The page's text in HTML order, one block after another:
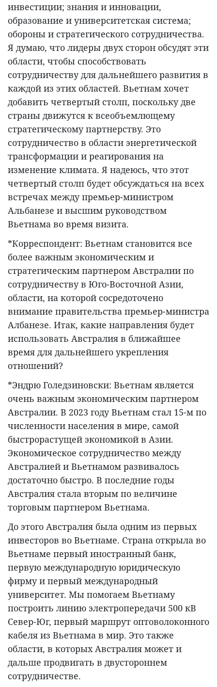
инвестиции; знания и инновации,
образование и университетская система;
обороны и стратегического сотрудничества.
Я думаю, что лидеры двух сторон обсудят эти
области, чтобы способствовать
сотрудничеству для дальнейшего развития в
каждой из этих областей. Вьетнам хочет
добавить четвертый столп, поскольку две
страны движутся к всеобъемлющему
стратегическому партнерству. Это
сотрудничество в области энергетической
трансформации и реагирования на
изменение климата. Я надеюсь, что этот
четвертый столп будет обсуждаться на всех
встречах между премьер-министром
Альбанезе и высшим руководством
Вьетнама во время визита.
*Корреспондент: Вьетнам становится все
более важным экономическим и
стратегическим партнером Австралии по
сотрудничеству в Юго-Восточной Азии,
области, на которой сосредоточено
внимание правительства премьер-министра
Албанезе. Итак, какие направления будет
использовать Австралия в ближайшее
время для дальнейшего укрепления
отношений?
*Эндрю Голедзиновски: Вьетнам является
очень важным экономическим партнером
Австралии. В 2023 году Вьетнам стал 15-м по
численности населения в мире, самой
быстрорастущей экономикой в Азии.
Экономическое сотрудничество между
Австралией и Вьетнамом развивалось
достаточно быстро. В последние годы
Австралия стала вторым по величине
торговым партнером Вьетнама.
До этого Австралия была одним из первых
инвесторов во Вьетнаме. Страна открыла во
Вьетнаме первый иностранный банк,
первую международную юридическую
фирму и первый международный
университет. Мы помогаем Вьетнаму
построить линию электропередачи 500 кВ
Север-Юг, первый маршрут оптоволоконного
кабеля из Вьетнама в мир. Это также
области, в которых Австралия может и
дальше продвигать в двустороннем
сотрудничестве.